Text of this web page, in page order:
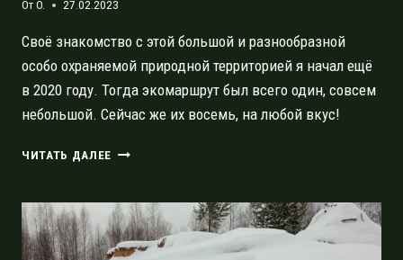
ОтO. 27.02.2023
Своё знакомство с этой большой и разнообразной
особо охраняемой природной территорией я начал ещё
в 2020 году. Тогда экомаршрут был всего один, совсем
небольшой. Сейчас же их восемь, на любой вкус!
ЧИТАТЬ ДАЛЕЕ ПАМЯТНИК
ВЫСОТЫ»